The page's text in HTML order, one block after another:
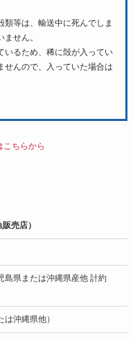
等は、輸送中に死んでしま
せん。
るため、稀に殻が入ってい
せんので、入っていた場合は
こちらから
売店）
島県または沖縄県産他 計約
沖縄県他）